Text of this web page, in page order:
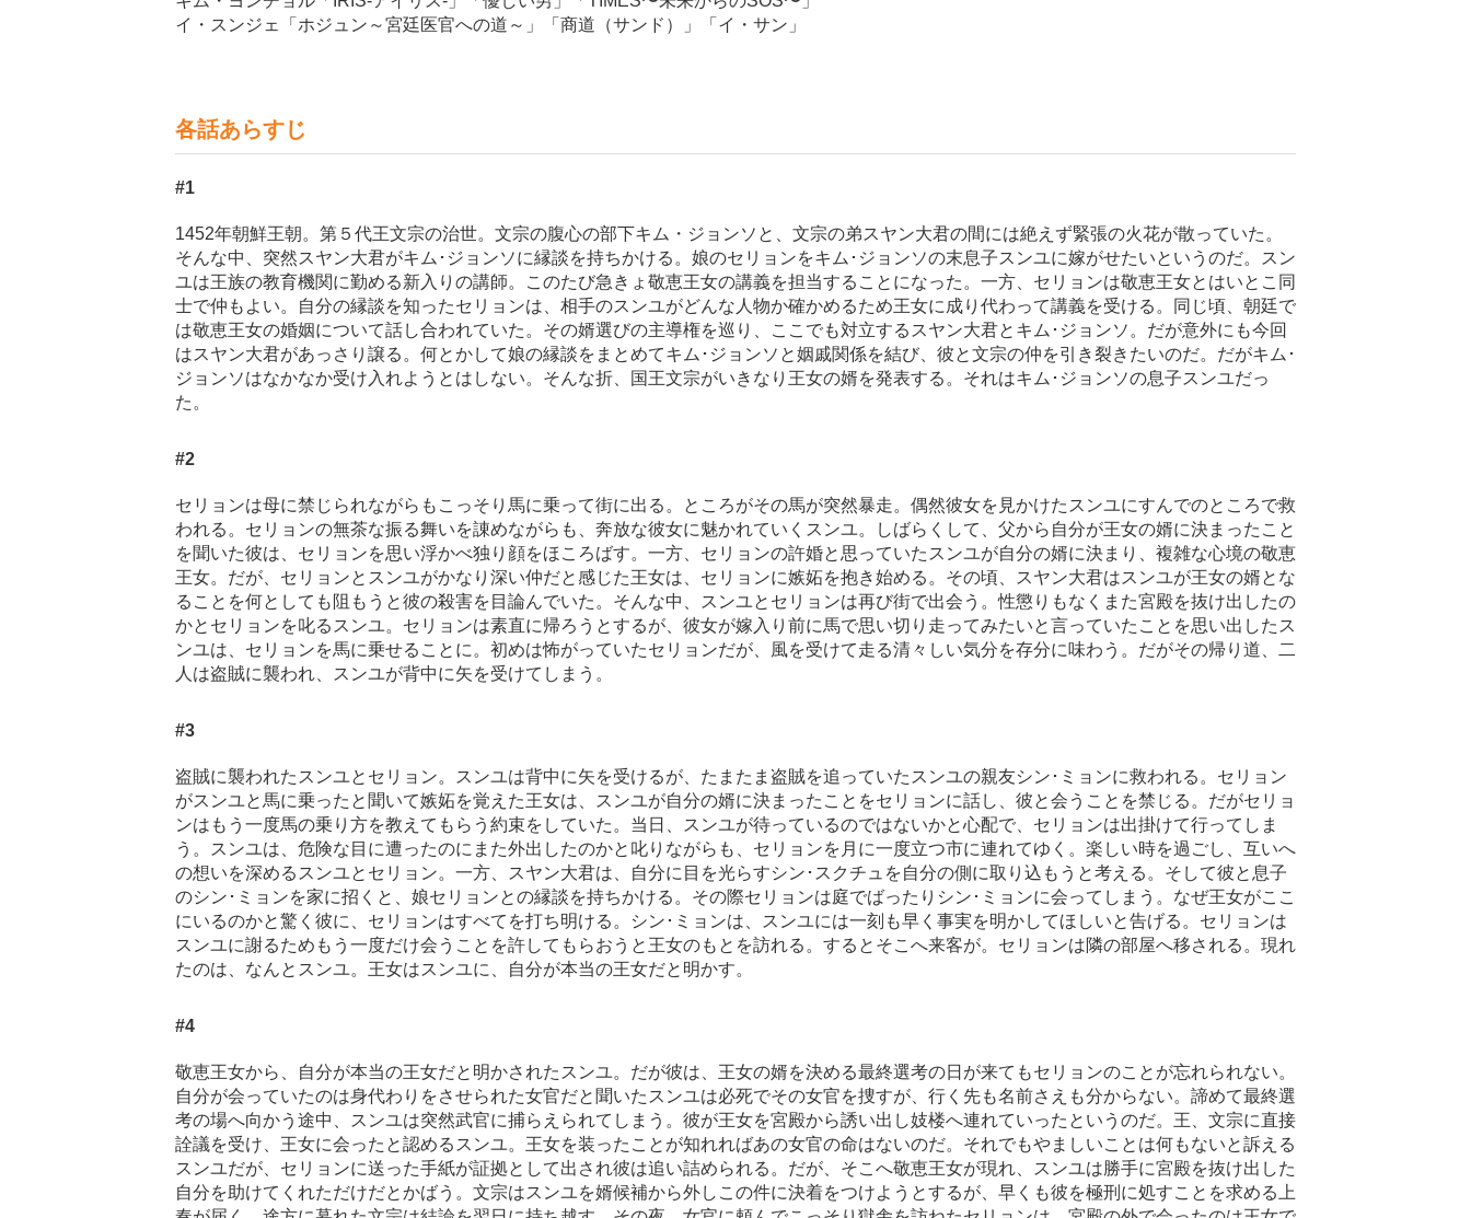
イ・スンジェ「ホジュン～宮廷医官への道～」「商道（サンド）」「イ・サン」
各話あらすじ
#1
1452年朝鮮王朝。第５代王文宗の治世。文宗の腹心の部下キム・ジョンソと、文宗の弟スヤン大君の間には絶えず緊張の火花が散っていた。
そんな中、突然スヤン大君がキム･ジョンソに縁談を持ちかける。娘のセリョンをキム･ジョンソの末息子スンユに嫁がせたいというのだ。スン
ユは王族の教育機関に勤める新入りの講師。このたび急きょ敬恵王女の講義を担当することになった。一方、セリョンは敬恵王女とはいとこ同
士で仲もよい。自分の縁談を知ったセリョンは、相手のスンユがどんな人物か確かめるため王女に成り代わって講義を受ける。同じ頃、朝廷で
は敬恵王女の婚姻について話し合われていた。その婿選びの主導権を巡り、ここでも対立するスヤン大君とキム･ジョンソ。だが意外にも今回
はスヤン大君があっさり譲る。何とかして娘の縁談をまとめてキム･ジョンソと姻戚関係を結び、彼と文宗の仲を引き裂きたいのだ。だがキム･
ジョンソはなかなか受け入れようとはしない。そんな折、国王文宗がいきなり王女の婿を発表する。それはキム･ジョンソの息子スンユだっ
た。
#2
セリョンは母に禁じられながらもこっそり馬に乗って街に出る。ところがその馬が突然暴走。偶然彼女を見かけたスンユにすんでのところで救
われる。セリョンの無茶な振る舞いを諌めながらも、奔放な彼女に魅かれていくスンユ。しばらくして、父から自分が王女の婿に決まったこと
を聞いた彼は、セリョンを思い浮かべ独り顔をほころばす。一方、セリョンの許婚と思っていたスンユが自分の婿に決まり、複雑な心境の敬恵
王女。だが、セリョンとスンユがかなり深い仲だと感じた王女は、セリョンに嫉妬を抱き始める。その頃、スヤン大君はスンユが王女の婿とな
ることを何としても阻もうと彼の殺害を目論んでいた。そんな中、スンユとセリョンは再び街で出会う。性懲りもなくまた宮殿を抜け出したの
かとセリョンを叱るスンユ。セリョンは素直に帰ろうとするが、彼女が嫁入り前に馬で思い切り走ってみたいと言っていたことを思い出したス
ンユは、セリョンを馬に乗せることに。初めは怖がっていたセリョンだが、風を受けて走る清々しい気分を存分に味わう。だがその帰り道、二
人は盗賊に襲われ、スンユが背中に矢を受けてしまう。
#3
盗賊に襲われたスンユとセリョン。スンユは背中に矢を受けるが、たまたま盗賊を追っていたスンユの親友シン･ミョンに救われる。セリョン
がスンユと馬に乗ったと聞いて嫉妬を覚えた王女は、スンユが自分の婿に決まったことをセリョンに話し、彼と会うことを禁じる。だがセリョ
ンはもう一度馬の乗り方を教えてもらう約束をしていた。当日、スンユが待っているのではないかと心配で、セリョンは出掛けて行ってしま
う。スンユは、危険な目に遭ったのにまた外出したのかと叱りながらも、セリョンを月に一度立つ市に連れてゆく。楽しい時を過ごし、互いへ
の想いを深めるスンユとセリョン。一方、スヤン大君は、自分に目を光らすシン･スクチュを自分の側に取り込もうと考える。そして彼と息子
のシン･ミョンを家に招くと、娘セリョンとの縁談を持ちかける。その際セリョンは庭でばったりシン･ミョンに会ってしまう。なぜ王女がここ
にいるのかと驚く彼に、セリョンはすべてを打ち明ける。シン･ミョンは、スンユには一刻も早く事実を明かしてほしいと告げる。セリョンは
スンユに謝るためもう一度だけ会うことを許してもらおうと王女のもとを訪れる。するとそこへ来客が。セリョンは隣の部屋へ移される。現れ
たのは、なんとスンユ。王女はスンユに、自分が本当の王女だと明かす。
#4
敬恵王女から、自分が本当の王女だと明かされたスンユ。だが彼は、王女の婿を決める最終選考の日が来てもセリョンのことが忘れられない。
自分が会っていたのは身代わりをさせられた女官だと聞いたスンユは必死でその女官を捜すが、行く先も名前さえも分からない。諦めて最終選
考の場へ向かう途中、スンユは突然武官に捕らえられてしまう。彼が王女を宮殿から誘い出し妓楼へ連れていったというのだ。王、文宗に直接
詮議を受け、王女に会ったと認めるスンユ。王女を装ったことが知れればあの女官の命はないのだ。それでもやましいことは何もないと訴える
スンユだが、セリョンに送った手紙が証拠として出され彼は追い詰められる。だが、そこへ敬恵王女が現れ、スンユは勝手に宮殿を抜け出した
自分を助けてくれただけだとかばう。文宗はスンユを婿候補から外しこの件に決着をつけようとするが、早くも彼を極刑に処すことを求める上